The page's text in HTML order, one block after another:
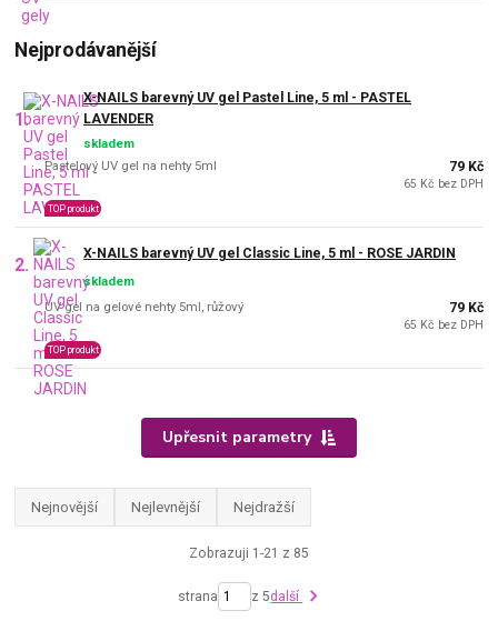
Nejprodávanější
1.
X-NAILS barevný UV gel Pastel Line, 5 ml - PASTEL
LAVENDER
Pastelový UV gel na nehty 5ml
skladem
TOP produkt
79 Kč
65 Kč bez DPH
2.
X-NAILS barevný UV gel Classic Line, 5 ml - ROSE JARDIN
UV gel na gelové nehty 5ml, růžový
skladem
TOP produkt
79 Kč
65 Kč bez DPH
Upřesnit parametry
Nejnovější Nejlevnější Nejdražší
Zobrazuji 1-21 z 85
strana z 5další